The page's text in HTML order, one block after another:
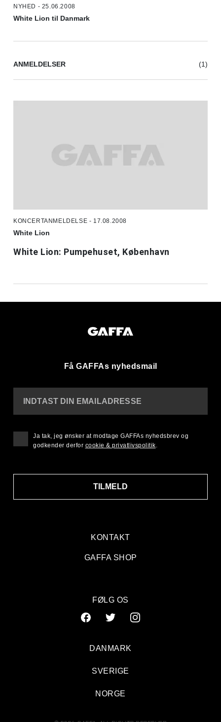
NYHED - 25.06.2008
White Lion til Danmark
ANMELDELSER (1)
KONCERTANMELDELSE - 17.08.2008
White Lion
White Lion: Pumpehuset, København
Få GAFFAs nyhedsmail
KONTAKT
GAFFA SHOP
INDTAST DIN EMAILADRESSE
TILMELD
Ja tak, jeg ønsker at modtage GAFFAs nyhedsbrev og
godkender derfor cookie & privatlivspolitik.
FØLG OS
DANMARK
SVERIGE
NORGE